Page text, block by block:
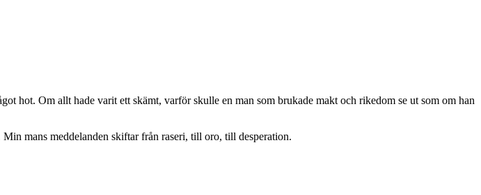
hot. Om allt hade varit ett skämt, varför skulle en man som brukade makt och rikedom se ut som om han
mans meddelanden skiftar från raseri, till oro, till desperation.